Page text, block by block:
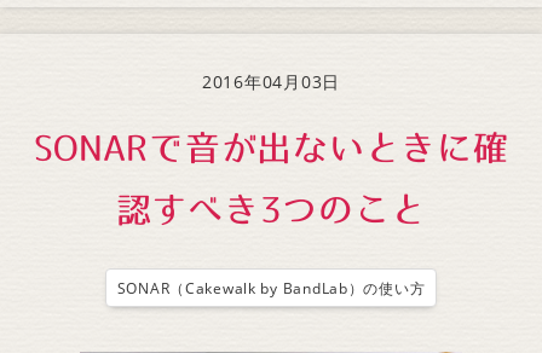
2016年04月03日
SONARで音が出ないときに確
認すべき3つのこと
SONAR（Cakewalk by BandLab）の使い方